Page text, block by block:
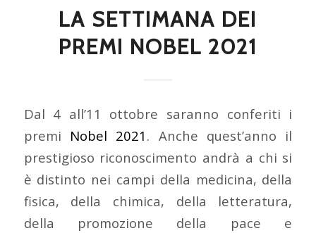
LA SETTIMANA DEI
PREMI NOBEL 2021
Dal 4 all’11 ottobre saranno conferiti i
premi Nobel 2021 . Anche quest’anno il
prestigioso riconoscimento andrà a chi si
è distinto nei campi della medicina, della
fisica, della chimica, della letteratura,
della promozione della pace e